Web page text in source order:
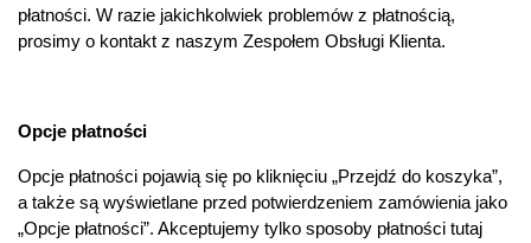
płatności. W razie jakichkolwiek problemów z płatnością,
prosimy o kontakt z naszym Zespołem Obsługi Klienta.
Opcje płatności
Opcje płatności pojawią się po kliknięciu „Przejdź do koszyka”,
a także są wyświetlane przed potwierdzeniem zamówienia jako
„Opcje płatności”. Akceptujemy tylko sposoby płatności tutaj